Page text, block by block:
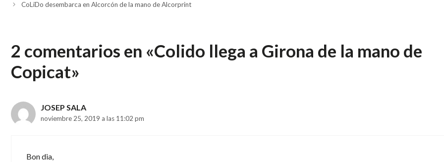
CoLiDo desembarca en Alcorcón de la mano de Alcorprint
2 comentarios en «Colido llega a Girona de la mano de
Copicat»
JOSEP SALA
noviembre 25, 2019 a las 11:02 pm
Bon dia,